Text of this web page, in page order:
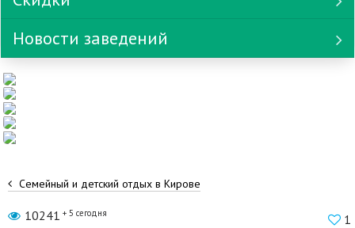
Новости заведений
Семейный и детский отдых в Кирове
10241 + 5 сегодня 1